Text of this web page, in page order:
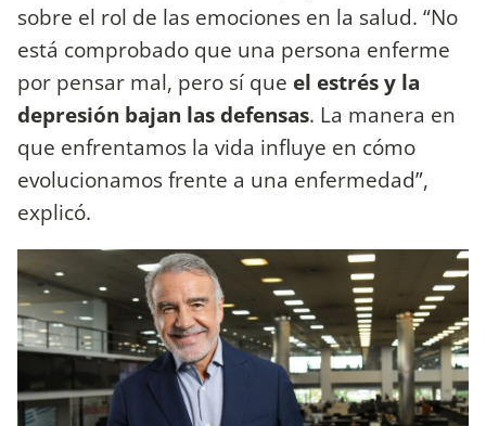
sobre el rol de las emociones en la salud. “No
está comprobado que una persona enferme
por pensar mal, pero sí que el estrés y la
depresión bajan las defensas. La manera en
que enfrentamos la vida influye en cómo
evolucionamos frente a una enfermedad”,
explicó.